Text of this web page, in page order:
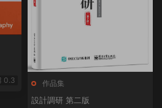
0.3 作品集
設計調研 第二版